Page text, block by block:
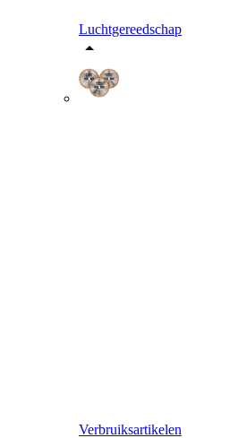
Luchtgereedschap
Verbruiksartikelen